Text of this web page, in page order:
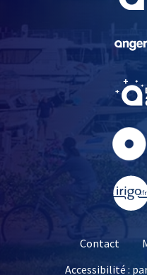
Contact
Accessibilité :